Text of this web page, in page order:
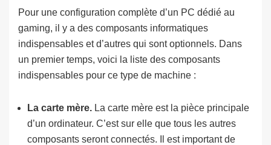
Pour une configuration complète d’un PC dédié au
gaming, il y a des composants informatiques
indispensables et d’autres qui sont optionnels. Dans
un premier temps, voici la liste des composants
indispensables pour ce type de machine :
La carte mère. La carte mère est la pièce principale
d’un ordinateur. C’est sur elle que tous les autres
composants seront connectés. Il est important de